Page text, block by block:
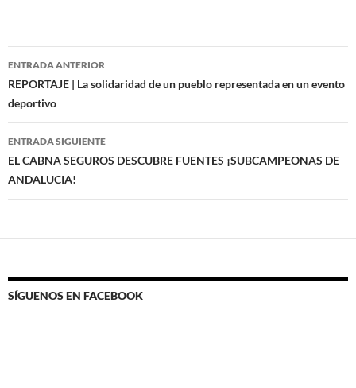
Navegación
de
entradas
ENTRADA ANTERIOR
REPORTAJE | La solidaridad de un pueblo representada en un evento
deportivo
ENTRADA SIGUIENTE
EL CABNA SEGUROS DESCUBRE FUENTES ¡SUBCAMPEONAS DE
ANDALUCIA!
SÍGUENOS EN FACEBOOK